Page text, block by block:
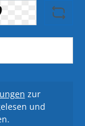
zur
und